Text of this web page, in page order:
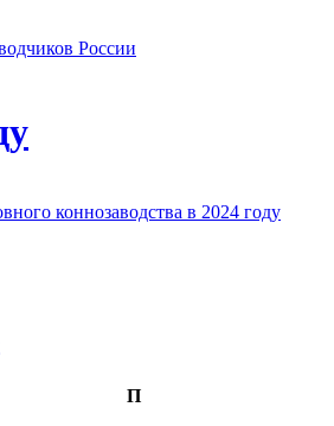
России
коннозаводства в 2024 году
П